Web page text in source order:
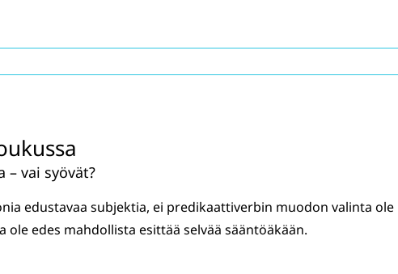
– vai syövät?
edustavaa subjektia, ei predikaattiverbin muodon valinta ole
ole edes mahdollista esittää selvää sääntöäkään.